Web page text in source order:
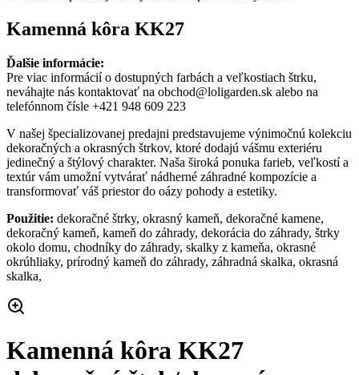
Kamenná kôra KK27
Ďalšie informácie:
Pre viac informácií o dostupných farbách a veľkostiach štrku,
neváhajte nás kontaktovať na obchod@loligarden.sk alebo na
telefónnom čísle +421 948 609 223
V našej špecializovanej predajni predstavujeme výnimočnú kolekciu
dekoračných a okrasných štrkov, ktoré dodajú vášmu exteriéru
jedinečný a štýlový charakter. Naša široká ponuka farieb, veľkostí a
textúr vám umožní vytvárať nádherné záhradné kompozície a
transformovať váš priestor do oázy pohody a estetiky.
Použitie: dekoračné štrky, okrasný kameň, dekoračné kamene,
dekoračný kameň, kameň do záhrady, dekorácia do záhrady, štrky
okolo domu, chodníky do záhrady, skalky z kameňa, okrasné
okrúhliaky, prírodný kameň do záhrady, záhradná skalka, okrasná
skalka,
Kamenná kôra KK27